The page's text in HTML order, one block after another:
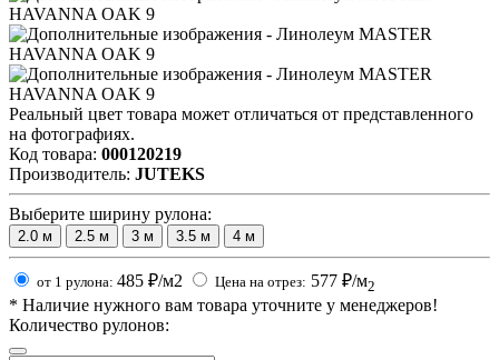
Реальный цвет товара может отличаться от представленного
на фотографиях.
Код товара: 000120219
Производитель: JUTEKS
Выберите ширину рулона:
2.0 м 2.5 м 3 м 3.5 м 4 м
от 1 рулона: 485 ₽/м2 Цена на отрез: 577 ₽/м2
* Наличие нужного вам товара уточните у менеджеров!
Количество рулонов: